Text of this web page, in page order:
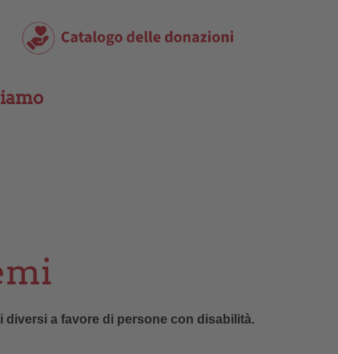
a favore di persone con disabilità.